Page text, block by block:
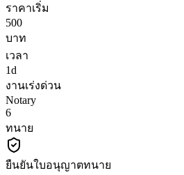
ราคาเริ่ม
500
บาท
เวลา
1d
งานเร่งด่วน
Notary
6
ทนาย
ยืนยันใบอนุญาตทนาย